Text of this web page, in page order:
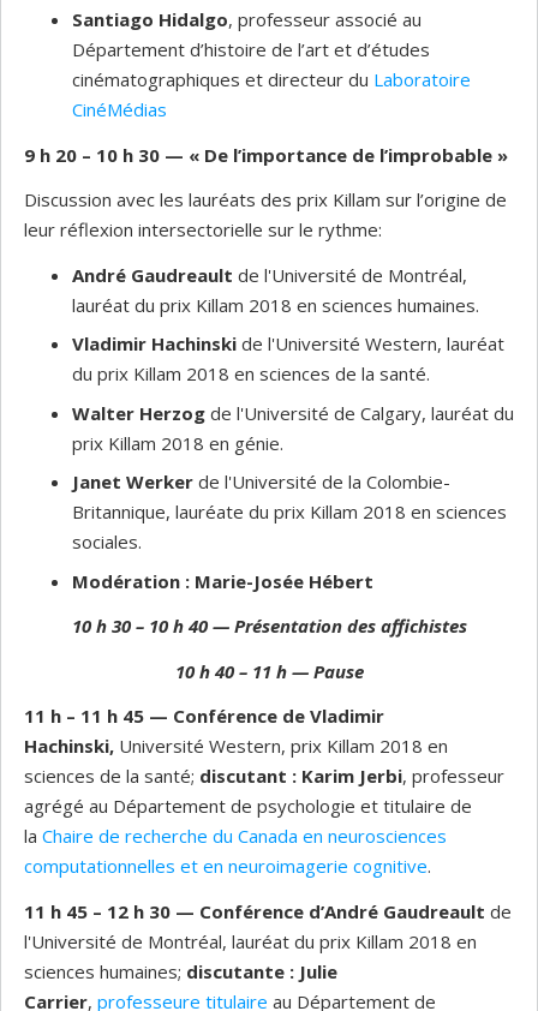
Santiago Hidalgo, professeur associé au
Département d’histoire de l’art et d’études
cinématographiques et directeur du Laboratoire
CinéMédias
9 h 20 – 10 h 30 — « De l’importance de l’improbable »
Discussion avec les lauréats des prix Killam sur l’origine de
leur réflexion intersectorielle sur le rythme:
André Gaudreault de l'Université de Montréal,
lauréat du prix Killam 2018 en sciences humaines.
Vladimir Hachinski de l'Université Western, lauréat
du prix Killam 2018 en sciences de la santé.
Walter Herzog de l'Université de Calgary, lauréat du
prix Killam 2018 en génie.
Janet Werker de l'Université de la Colombie-
Britannique, lauréate du prix Killam 2018 en sciences
sociales.
Modération : Marie-Josée Hébert
10 h 30 – 10 h 40 — Présentation des affichistes
10 h 40 – 11 h — Pause
11 h – 11 h 45 — Conférence de Vladimir
Hachinski, Université Western, prix Killam 2018 en
sciences de la santé; discutant : Karim Jerbi, professeur
agrégé au Département de psychologie et titulaire de
la Chaire de recherche du Canada en neurosciences
computationnelles et en neuroimagerie cognitive.
11 h 45 – 12 h 30 — Conférence d’André Gaudreault de
l'Université de Montréal, lauréat du prix Killam 2018 en
sciences humaines; discutante : Julie
Carrier, professeure titulaire au Département de